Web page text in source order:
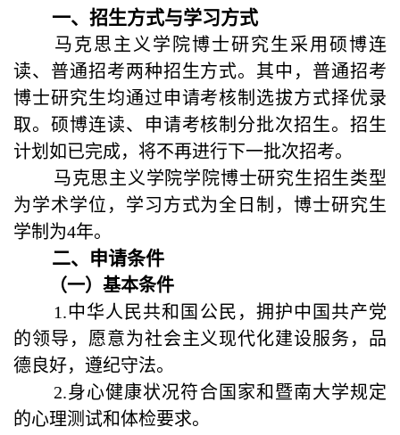
一、招生方式与学习方式
马克思主义学院博士研究生采用硕博连
读、普通招考两种招生方式。其中，普通招考
博士研究生均通过申请考核制选拔方式择优录
取。硕博连读、申请考核制分批次招生。招生
计划如已完成，将不再进行下一批次招考。
马克思主义学院学院博士研究生招生类型
为学术学位，学习方式为全日制，博士研究生
学制为4年。
二、 申请条件
（一）基本条件
1.中华人民共和国公民，拥护中国共产党
的领导，愿意为社会主义现代化建设服务，品
德良好，遵纪守法。
2.身心健康状况符合国家和暨南大学规定
的心理测试和体检要求。